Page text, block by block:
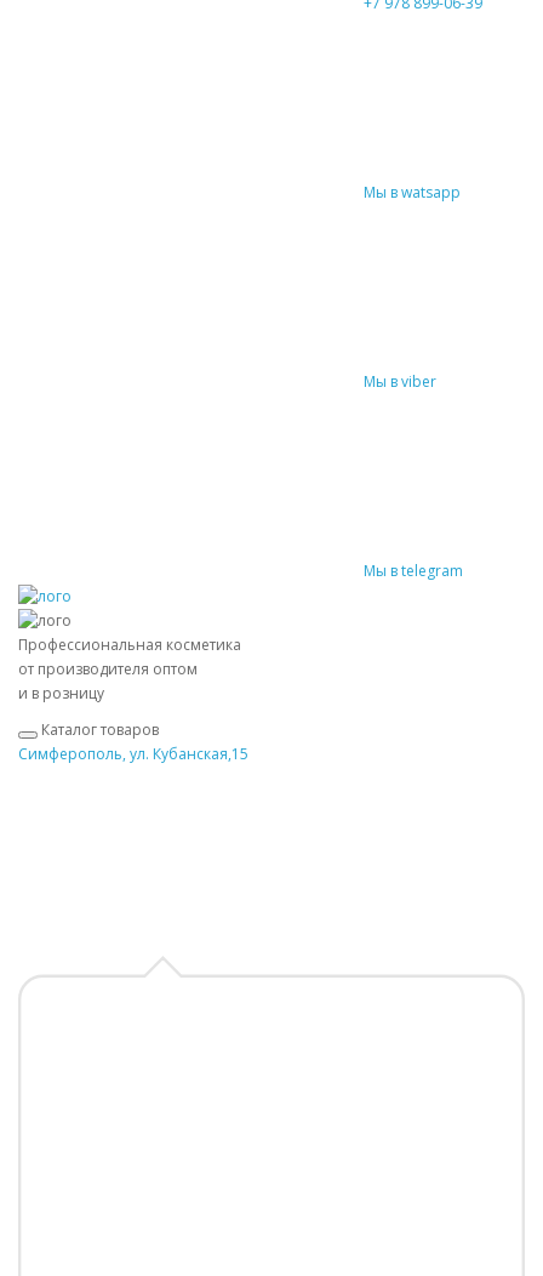
Мы в watsapp
Мы в viber
Мы в telegram
Профессиональная косметика
от производителя оптом
и в розницу
Каталог товаров
Симферополь, ул. Кубанская,15